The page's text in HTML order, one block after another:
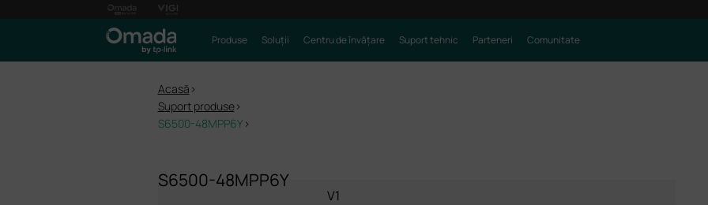
Produse Soluții Centru de învățare Suport tehnic Parteneri Comunitate
Acasă >
Suport produse>
S6500-48MPP6Y >
S6500-48MPP6Y
V1